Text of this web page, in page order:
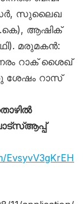
സുലൈഖ
ആഷിക്
മരുമകൻ:
റാക് ശൈഖ്
ശേഷം റാസ്
EvsyvV3gKrEH